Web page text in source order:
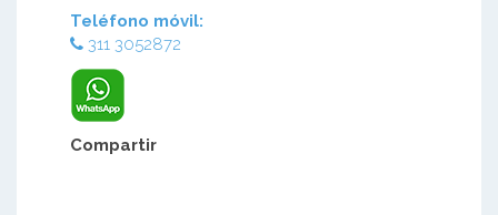
Teléfono móvil:
311 3052872
Compartir